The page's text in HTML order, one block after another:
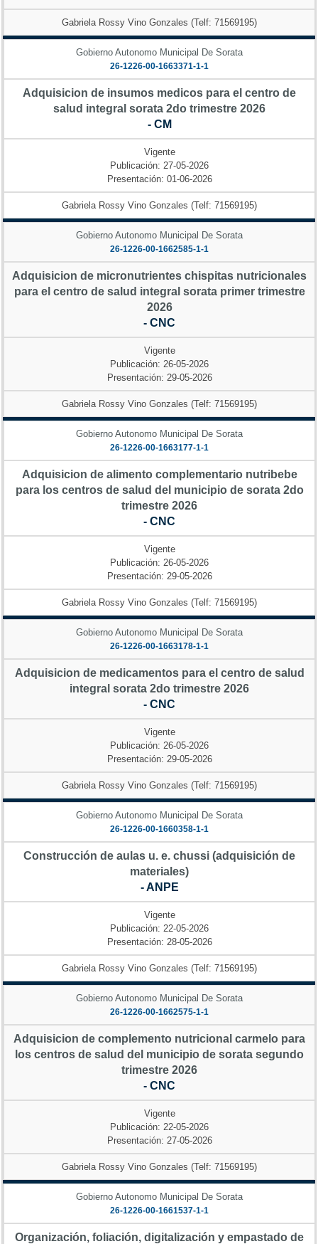
Gabriela Rossy Vino Gonzales (Telf: 71569195)
Gobierno Autonomo Municipal De Sorata
26-1226-00-1663371-1-1
Adquisicion de insumos medicos para el centro de
salud integral sorata 2do trimestre 2026
- CM
Vigente
Publicación: 27-05-2026
Presentación: 01-06-2026
Gabriela Rossy Vino Gonzales (Telf: 71569195)
Gobierno Autonomo Municipal De Sorata
26-1226-00-1662585-1-1
Adquisicion de micronutrientes chispitas nutricionales
para el centro de salud integral sorata primer trimestre
2026
- CNC
Vigente
Publicación: 26-05-2026
Presentación: 29-05-2026
Gabriela Rossy Vino Gonzales (Telf: 71569195)
Gobierno Autonomo Municipal De Sorata
26-1226-00-1663177-1-1
Adquisicion de alimento complementario nutribebe
para los centros de salud del municipio de sorata 2do
trimestre 2026
- CNC
Vigente
Publicación: 26-05-2026
Presentación: 29-05-2026
Gabriela Rossy Vino Gonzales (Telf: 71569195)
Gobierno Autonomo Municipal De Sorata
26-1226-00-1663178-1-1
Adquisicion de medicamentos para el centro de salud
integral sorata 2do trimestre 2026
- CNC
Vigente
Publicación: 26-05-2026
Presentación: 29-05-2026
Gabriela Rossy Vino Gonzales (Telf: 71569195)
Gobierno Autonomo Municipal De Sorata
26-1226-00-1660358-1-1
Construcción de aulas u. e. chussi (adquisición de
materiales)
- ANPE
Vigente
Publicación: 22-05-2026
Presentación: 28-05-2026
Gabriela Rossy Vino Gonzales (Telf: 71569195)
Gobierno Autonomo Municipal De Sorata
26-1226-00-1662575-1-1
Adquisicion de complemento nutricional carmelo para
los centros de salud del municipio de sorata segundo
trimestre 2026
- CNC
Vigente
Publicación: 22-05-2026
Presentación: 27-05-2026
Gabriela Rossy Vino Gonzales (Telf: 71569195)
Gobierno Autonomo Municipal De Sorata
26-1226-00-1661537-1-1
Organización, foliación, digitalización y empastado de